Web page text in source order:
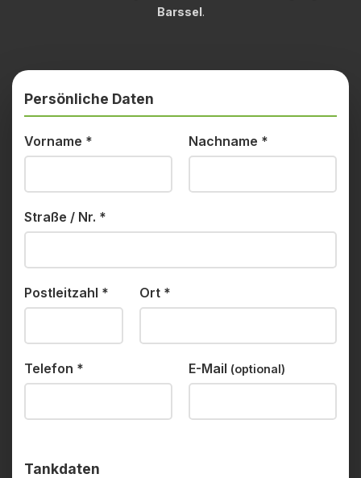
Barssel.
Persönliche Daten
Vorname * Nachname *
Straße / Nr. *
Postleitzahl * Ort *
Telefon * E-Mail (optional)
Tankdaten